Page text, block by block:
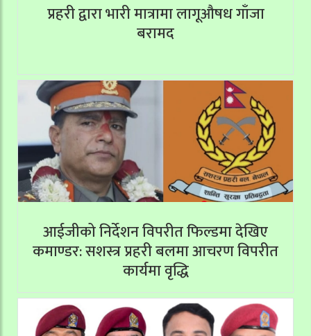
प्रहरी द्वारा भारी मात्रामा लागूऔषध गाँजा
बरामद
आईजीको निर्देशन विपरीत फिल्डमा देखिए
कमाण्डर: सशस्त्र प्रहरी बलमा आचरण विपरीत
कार्यमा वृद्धि